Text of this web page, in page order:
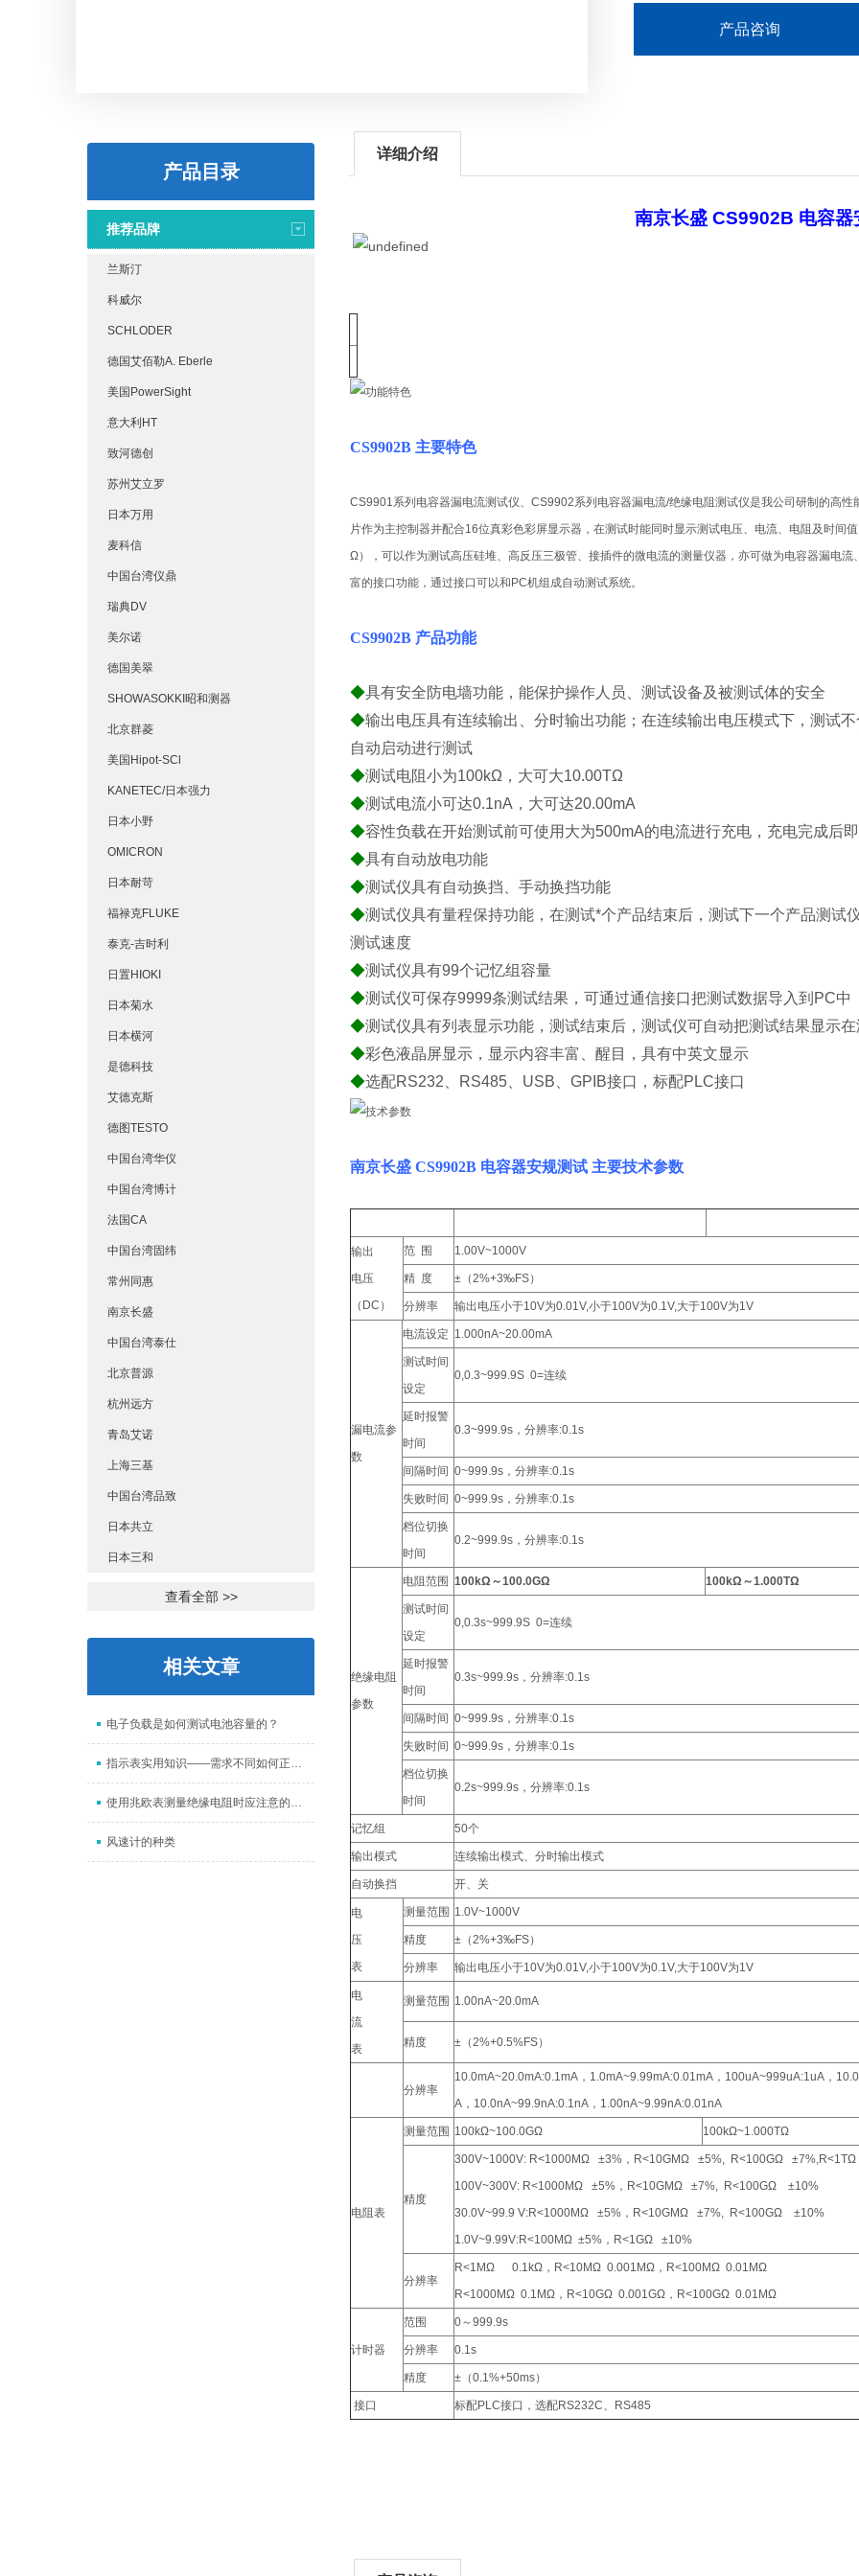
产品咨询
产品目录
推荐品牌
兰斯汀
科威尔
SCHLODER
德国艾佰勒A. Eberle
美国PowerSight
意大利HT
致河德创
苏州艾立罗
日本万用
麦科信
中国台湾仪鼎
瑞典DV
美尔诺
德国美翠
SHOWASOKKI昭和测器
北京群菱
美国Hipot-SCl
KANETEC/日本强力
日本小野
OMICRON
日本耐苛
福禄克FLUKE
泰克-吉时利
日置HIOKI
日本菊水
日本横河
是德科技
艾德克斯
德图TESTO
中国台湾华仪
中国台湾博计
法国CA
中国台湾固纬
常州同惠
南京长盛
中国台湾泰仕
北京普源
杭州远方
青岛艾诺
上海三基
中国台湾品致
日本共立
日本三和
查看全部 >>
相关文章
电子负载是如何测试电池容量的？
指示表实用知识——需求不同如何正确安装？这些注意事项要谨记
使用兆欧表测量绝缘电阻时应注意的问题
风速计的种类
详细介绍
南京长盛 CS9902B 电容器
CS9902B 主要特色
CS9901系列电容器漏电流测试仪、CS9902系列电容器漏电流/绝缘电阻测试仪是我公司研制的高
片作为主控制器并配合16位真彩色彩屏显示器，在测试时能同时显示测试电压、电流、电阻及时间
Ω），可以作为测试高压硅堆、高反压三极管、接插件的微电流的测量仪器，亦可做为电容器漏电
富的接口功能，通过接口可以和PC机组成自动测试系统。
CS9902B 产品功能
◆具有安全防电墙功能，能保护操作人员、测试设备及被测试体的安全
◆输出电压具有连续输出、分时输出功能；在连续输出电压模式下，测试
自动启动进行测试
◆测试电阻小为100kΩ，大可大10.00TΩ
◆测试电流小可达0.1nA，大可达20.00mA
◆容性负载在开始测试前可使用大为500mA的电流进行充电，充电完成后
◆具有自动放电功能
◆测试仪具有自动换挡、手动换挡功能
◆测试仪具有量程保持功能，在测试*个产品结束后，测试下一个产品测试
测试速度
◆测试仪具有99个记忆组容量
◆测试仪可保存9999条测试结果，可通过通信接口把测试数据导入到PC中
◆测试仪具有列表显示功能，测试结束后，测试仪可自动把测试结果显示在
◆彩色液晶屏显示，显示内容丰富、醒目，具有中英文显示
◆选配RS232、RS485、USB、GPIB接口，标配PLC接口
南京长盛 CS9902B 电容器安规测试主要技术参数
输出
电压
（DC）
范 围 1.00V~1000V
精 度 ±（2%+3‰FS）
分辨率 输出电压小于10V为0.01V,小于100V为0.1V,大于100V为1V
漏电流参
数
电流设定 1.000nA~20.00mA
测试时间
设定
0,0.3~999.9S 0=连续
延时报警
时间
0.3~999.9s，分辨率:0.1s
间隔时间 0~999.9s，分辨率:0.1s
失败时间 0~999.9s，分辨率:0.1s
档位切换
时间
0.2~999.9s，分辨率:0.1s
绝缘电阻
参数
电阻范围 100kΩ～100.0GΩ 100kΩ～1.000TΩ
测试时间
设定
0,0.3s~999.9S 0=连续
延时报警
时间
0.3s~999.9s，分辨率:0.1s
间隔时间 0~999.9s，分辨率:0.1s
失败时间 0~999.9s，分辨率:0.1s
档位切换
时间
0.2s~999.9s，分辨率:0.1s
记忆组 50个
输出模式 连续输出模式、分时输出模式
自动换挡 开、关
电
压
表
测量范围 1.0V~1000V
精度 ±（2%+3‰FS）
分辨率 输出电压小于10V为0.01V,小于100V为0.1V,大于100V为1V
电
流
表
测量范围 1.00nA~20.0mA
精度 ±（2%+0.5%FS）
分辨率
10.0mA~20.0mA:0.1mA，1.0mA~9.99mA:0.01mA，100uA~999uA:1uA，
A，10.0nA~99.9nA:0.1nA，1.00nA~9.99nA:0.01nA
电阻表
测量范围 100kΩ~100.0GΩ 100kΩ~1.000TΩ
精度
300V~1000V: R<1000MΩ ±3%，R<10GMΩ ±5%, R<100GΩ
100V~300V: R<1000MΩ ±5%，R<10GMΩ ±7%, R<100GΩ ±10%
30.0V~99.9 V:R<1000MΩ ±5%，R<10GMΩ ±7%, R<100GΩ ±10%
1.0V~9.99V:R<100MΩ ±5%，R<1GΩ ±10%
分辨率
R<1MΩ 0.1kΩ，R<10MΩ 0.001MΩ，R<100MΩ 0.01MΩ
R<1000MΩ 0.1MΩ，R<10GΩ 0.001GΩ，R<100GΩ 0.01MΩ
计时器
范围 0～999.9s
分辨率 0.1s
精度 ±（0.1%+50ms）
接口 标配PLC接口，选配RS232C、RS485